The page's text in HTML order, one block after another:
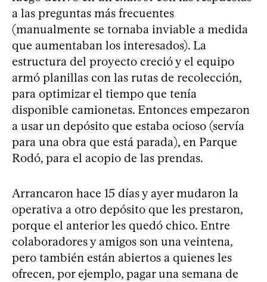
a las preguntas más frecuentes
(manualmente se tornaba inviable a medida
que aumentaban los interesados). La
estructura del proyecto creció y el equipo
armó planillas con las rutas de recolección,
para optimizar el tiempo que tenía
disponible camionetas. Entonces empezaron
a usar un depósito que estaba ocioso (servía
para una obra que está parada), en Parque
Rodó, para el acopio de las prendas.
Arrancaron hace 15 días y ayer mudaron la
operativa a otro depósito que les prestaron,
porque el anterior les quedó chico. Entre
colaboradores y amigos son una veintena,
pero también están abiertos a quienes les
ofrecen, por ejemplo, pagar una semana de